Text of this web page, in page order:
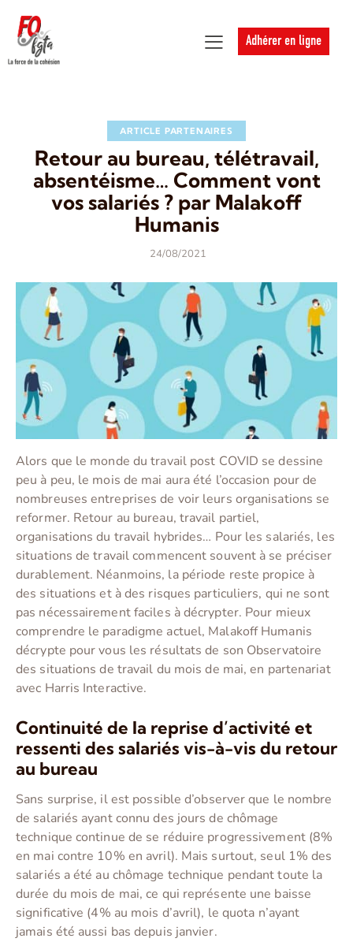
Adhérer en ligne
ARTICLE PARTENAIRES
Retour au bureau, télétravail,
absentéisme… Comment vont
vos salariés ? par Malakoff
Humanis
24/08/2021
Alors que le monde du travail post COVID se dessine
peu à peu, le mois de mai aura été l’occasion pour de
nombreuses entreprises de voir leurs organisations se
reformer. Retour au bureau, travail partiel,
organisations du travail hybrides… Pour les salariés, les
situations de travail commencent souvent à se préciser
durablement. Néanmoins, la période reste propice à
des situations et à des risques particuliers, qui ne sont
pas nécessairement faciles à décrypter. Pour mieux
comprendre le paradigme actuel, Malakoff Humanis
décrypte pour vous les résultats de son Observatoire
des situations de travail du mois de mai, en partenariat
avec Harris Interactive.
Continuité de la reprise d’activité et
ressenti des salariés vis-à-vis du retour
au bureau
Sans surprise, il est possible d’observer que le nombre
de salariés ayant connu des jours de chômage
technique continue de se réduire progressivement (8%
en mai contre 10% en avril). Mais surtout, seul 1% des
salariés a été au chômage technique pendant toute la
durée du mois de mai, ce qui représente une baisse
significative (4% au mois d’avril), le quota n’ayant
jamais été aussi bas depuis janvier.